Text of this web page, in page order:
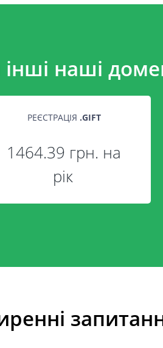
наші
РЕЄСТРАЦІЯ .GIFT
1464.39 грн. на
рік